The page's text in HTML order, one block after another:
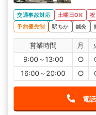
交通事故対応 土曜日OK
予約優先制
駅ちか 鍼灸
営業時間 月
9:00～13:00
○
16:00～20:00
○
電